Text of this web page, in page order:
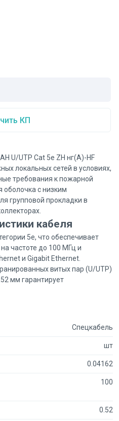
КП
U/UTP Cat 5e ZH нг(А)-HF
локальных сетей в условиях,
требования к пожарной
оболочка с низким
групповой прокладки в
кабеля
5e, что обеспечивает
частоте до 100 МГц и
и Gigabit Ethernet.
витых пар (U/UTP)
мм гарантирует
дымовыделением (ZH нг(А)-
в зданиях и сооружениях
(ЛВС)
для специалистов по
Спецкабель
шт
0.04162
100
0.52